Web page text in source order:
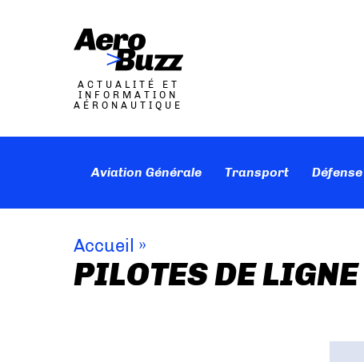
ACTUALITÉ ET
INFORMATION
AÉRONAUTIQUE
Aviation Générale Transport Défense
Accueil »
PILOTES DE LIGNE